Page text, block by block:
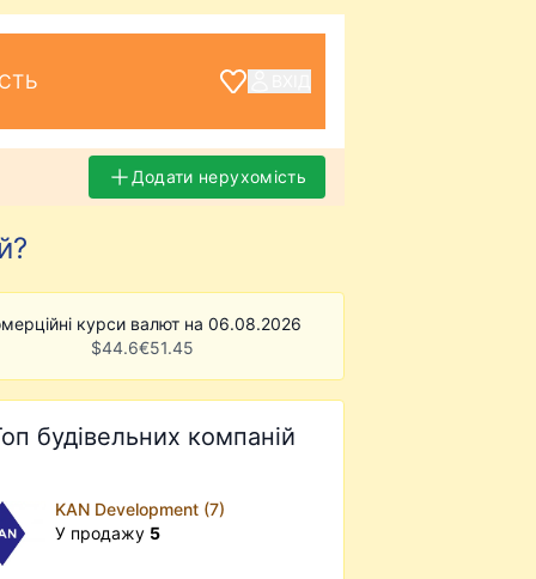
Додати нерухомість
курси валют на 06.08.2026
$44.6€51.45
будівельних компаній
KAN Development (7)
У продажу 5